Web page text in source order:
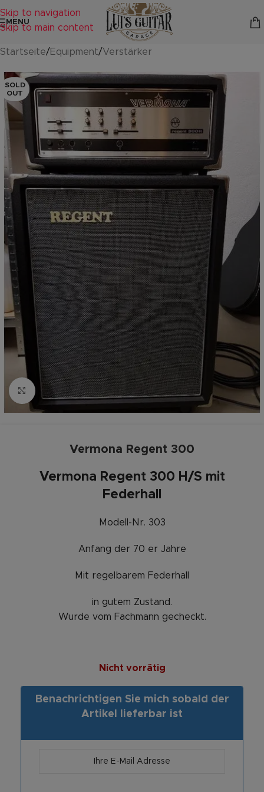
Skip to navigation
Skip to main content
MENU
Startseite/Equipment/Verstärker
SOLD
OUT
Zum vergrößern anklicken
Vermona Regent 300
Vermona Regent 300 H/S mit
Federhall
Modell-Nr. 303
Anfang der 70 er Jahre
Mit regelbarem Federhall
in gutem Zustand.
Wurde vom Fachmann gecheckt.
Nicht vorrätig
Benachrichtigen Sie mich sobald der
Artikel lieferbar ist